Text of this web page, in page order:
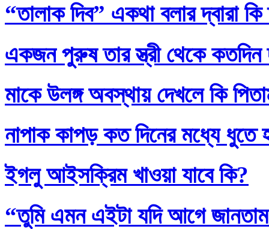
“তালাক দিব” একথা বলার দ্বারা
একজন পুরুষ তার স্ত্রী থেকে কতদিন
মাকে উলঙ্গ অবস্থায় দেখলে কি
নাপাক কাপড় কত দিনের মধ্যে ধুতে
ইগলু আইসক্রিম খাওয়া যাবে কি?
“তুমি এমন এইটা যদি আগে